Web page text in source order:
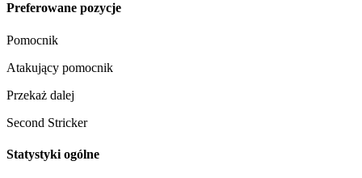
Preferowane pozycje
Pomocnik
Atakujący pomocnik
Przekaż dalej
Second Stricker
Statystyki ogólne